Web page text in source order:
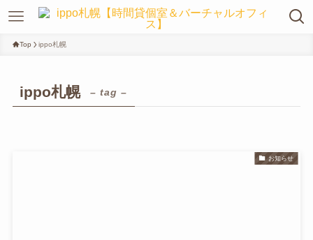
Top ippo札幌
ippo札幌 – tag –
お知らせ